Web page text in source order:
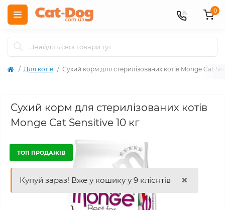
0
Для котів Сухий корм для стерилізованих котів Monge Cat
Сухий корм для стерилізованих котів
Monge Cat Sensitive 10 кг
Купуй зараз! Вже у кошику у 9 клієнтів ×
ТОП ПРОДАЖІВ